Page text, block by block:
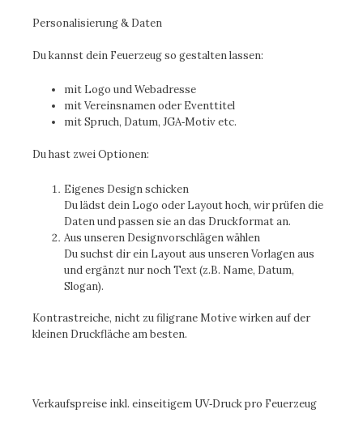
Personalisierung & Daten
Du kannst dein Feuerzeug so gestalten lassen:
mit Logo und Webadresse
mit Vereinsnamen oder Eventtitel
mit Spruch, Datum, JGA‑Motiv etc.
Du hast zwei Optionen:
Eigenes Design schicken
Du lädst dein Logo oder Layout hoch, wir prüfen die
Daten und passen sie an das Druckformat an.
Aus unseren Designvorschlägen wählen
Du suchst dir ein Layout aus unseren Vorlagen aus
und ergänzt nur noch Text (z.B. Name, Datum,
Slogan).
Kontrastreiche, nicht zu filigrane Motive wirken auf der
kleinen Druckfläche am besten.
Verkaufspreise inkl. einseitigem UV‑Druck pro Feuerzeug